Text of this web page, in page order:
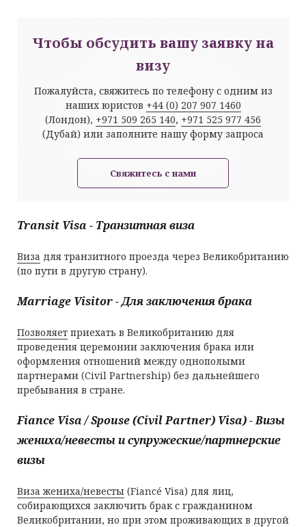
Чтобы обсудить вашу заявку на
визу
Пожалуйста, свяжитесь по телефону с одним из
наших юристов +44 (0) 207 907 1460
(Лондон), +971 509 265 140, +971 525 977 456
(Дубай) или заполните нашу форму запроса
Свяжитесь с нами
Transit Visa - Транзитная виза
Виза для транзитного проезда через Великобританию
(по пути в другую страну).
Marriage Visitor - Для заключения брака
Позволяет приехать в Великобританию для
проведения церемонии заключения брака или
оформления отношений между однополыми
партнерами (Civil Partnership) без дальнейшего
пребывания в стране.
Fiance Visa / Spouse (Civil Partner) Visa) - Визы
жениха/невесты и супружеские/партнерские
визы
Виза жениха/невесты (Fiancé Visa) для лиц,
собирающихся заключить брак с гражданином
Великобритании, но при этом проживающих в другой